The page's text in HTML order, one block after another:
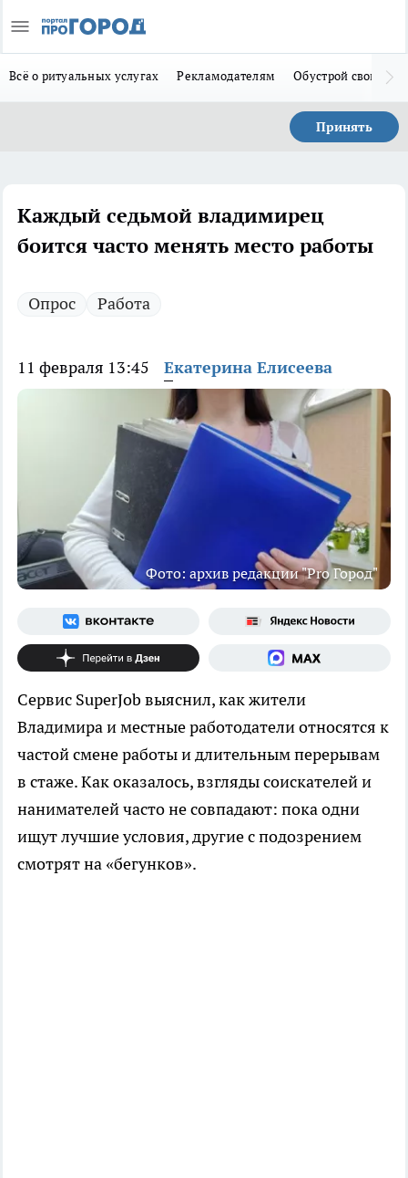
Всё о ритуальных услугах Рекламодателям Обустрой свой дом
Принять
Каждый седьмой владимирец
боится часто менять место работы
Опрос Работа
11 февраля 13:45 Екатерина Елисеева
Фото: архив редакции "Pro Город"
Сервис SuperJob выяснил, как жители
Владимира и местные работодатели относятся к
частой смене работы и длительным перерывам
в стаже. Как оказалось, взгляды соискателей и
нанимателей часто не совпадают: пока одни
ищут лучшие условия, другие с подозрением
смотрят на «бегунков».